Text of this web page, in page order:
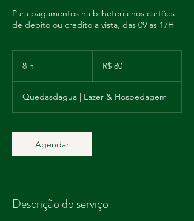
Para pagamentos na bilheteria nos cartões
de debito ou credito a vista, das 09 as 17H
8 h
brasileiros
R$ 80
Quedasdagua | Lazer & Hospedagem
Agendar
Descrição do serviço